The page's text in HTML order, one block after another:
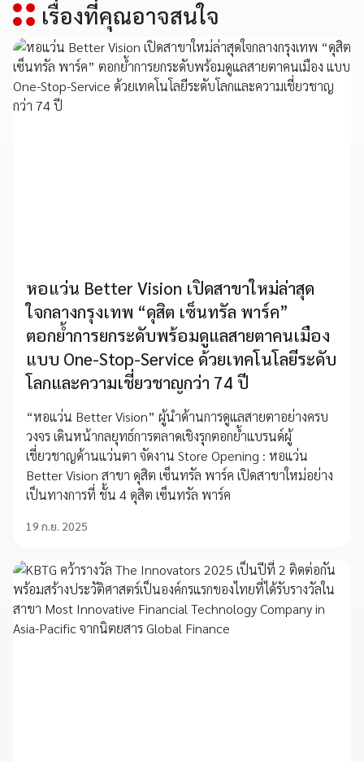
เรื่องที่คุณอาจสนใจ
หอแว่น Better Vision เปิดสาขาใหม่ล่าสุด
ใจกลางกรุงเทพ “ดุสิต เซ็นทรัล พาร์ค”
ตอกย้ำการยกระดับพร้อมดูแลสายตาคนเมือง
แบบ One-Stop-Service ด้วยเทคโนโลยีระดับ
โลกและความเชี่ยวชาญกว่า 74 ปี
“หอแว่น Better Vision” ผู้นำด้านการดูแลสายตาอย่างครบ
วงจร เดินหน้ากลยุทธ์การตลาดเชิงรุกตอกย้ำแบรนด์ผู้
เชี่ยวชาญด้านแว่นตา จัดงาน Store Opening : หอแว่น
Better Vision สาขา ดุสิต เซ็นทรัล พาร์ค เปิดสาขาใหม่อย่าง
เป็นทางการที่ ชั้น 4 ดุสิต เซ็นทรัล พาร์ค
19 ก.ย. 2025